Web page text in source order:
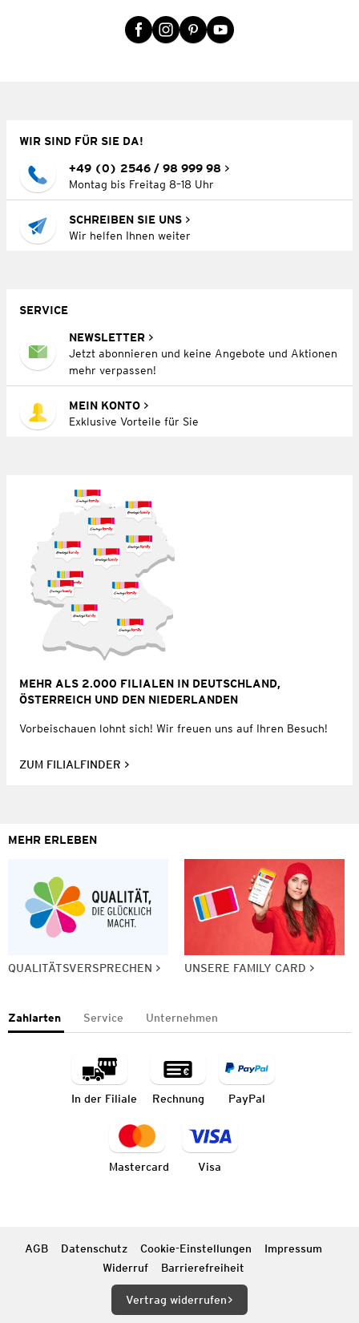
WIR SIND FÜR SIE DA!
+49 (0) 2546 / 98 999 98
Montag bis Freitag 8–18 Uhr
SCHREIBEN SIE UNS
Wir helfen Ihnen weiter
SERVICE
NEWSLETTER
Jetzt abonnieren und keine Angebote und Aktionen
mehr verpassen!
MEIN KONTO
Exklusive Vorteile für Sie
MEHR ALS 2.000 FILIALEN IN DEUTSCHLAND,
ÖSTERREICH UND DEN NIEDERLANDEN
Vorbeischauen lohnt sich! Wir freuen uns auf Ihren Besuch!
ZUM FILIALFINDER
MEHR ERLEBEN
QUALITÄTSVERSPRECHEN UNSERE FAMILY CARD
Zahlarten Service Unternehmen
In der Filiale Rechnung PayPal
Mastercard Visa
AGB Datenschutz Cookie-Einstellungen
Impressum
Widerruf
Barrierefreiheit
Vertrag widerrufen